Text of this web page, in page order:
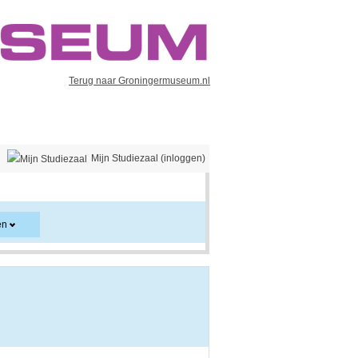
Terug naar Groningermuseum.nl
Mijn Studiezaal (inloggen)
kan ook aanwijzingen voor het gebruik